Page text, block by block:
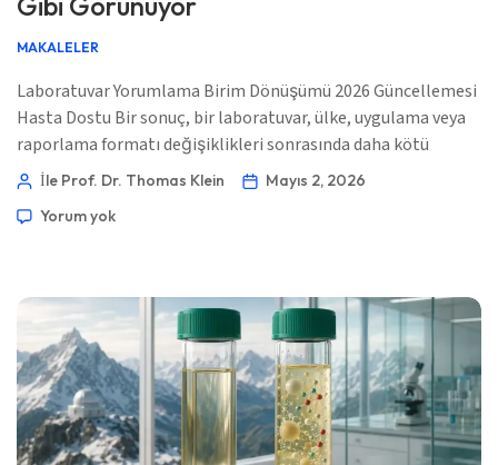
MAKALELER
Laboratuvar Yorumlama Birim Dönüşümü 2026 Güncellemesi
Hasta Dostu Bir sonuç, bir laboratuvar, ülke, uygulama veya
raporlama formatı değişiklikleri sonrasında daha kötü
görünebilir. Klinik soru, biyolojinin değişip değişmediğidir;
2026 📝 Yayınlandı: 2 Mayıs 2026 🩺 Tıbbi Olarak İncelendi: 2
İle Prof. Dr. Thomas Klein
Mayıs 2, 2026
Yorum yok